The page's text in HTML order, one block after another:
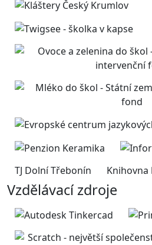
TJ Dolní Třebonín Knihovna
Vzdělávací zdroje